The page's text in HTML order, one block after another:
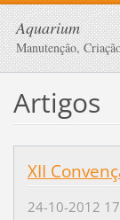
Aquarium
Manutenção,
Artigos
XII
24-10-2012